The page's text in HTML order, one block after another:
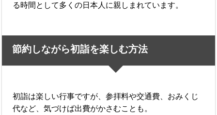
る時間として多くの日本人に親しまれています。
節約しながら初詣を楽しむ方法
初詣は楽しい行事ですが、参拝料や交通費、おみくじ
代など、気づけば出費がかさむことも。